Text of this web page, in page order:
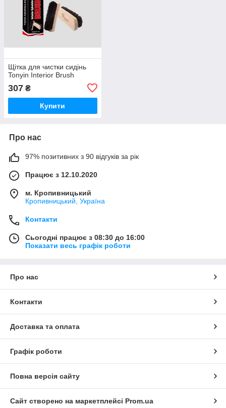
Щітка для чистки сидінь
Tonyin Interior Brush
307 ₴
Купити
Про нас
97% позитивних з 90 відгуків за рік
Працює з 12.10.2020
м. Кропивницький
Кропивницький, Україна
Контакти
Сьогодні працює з 08:30 до 16:00
Показати весь графік роботи
Про нас
Контакти
Доставка та оплата
Графік роботи
Повна версія сайту
Сайт створено на маркетплейсі Prom.ua